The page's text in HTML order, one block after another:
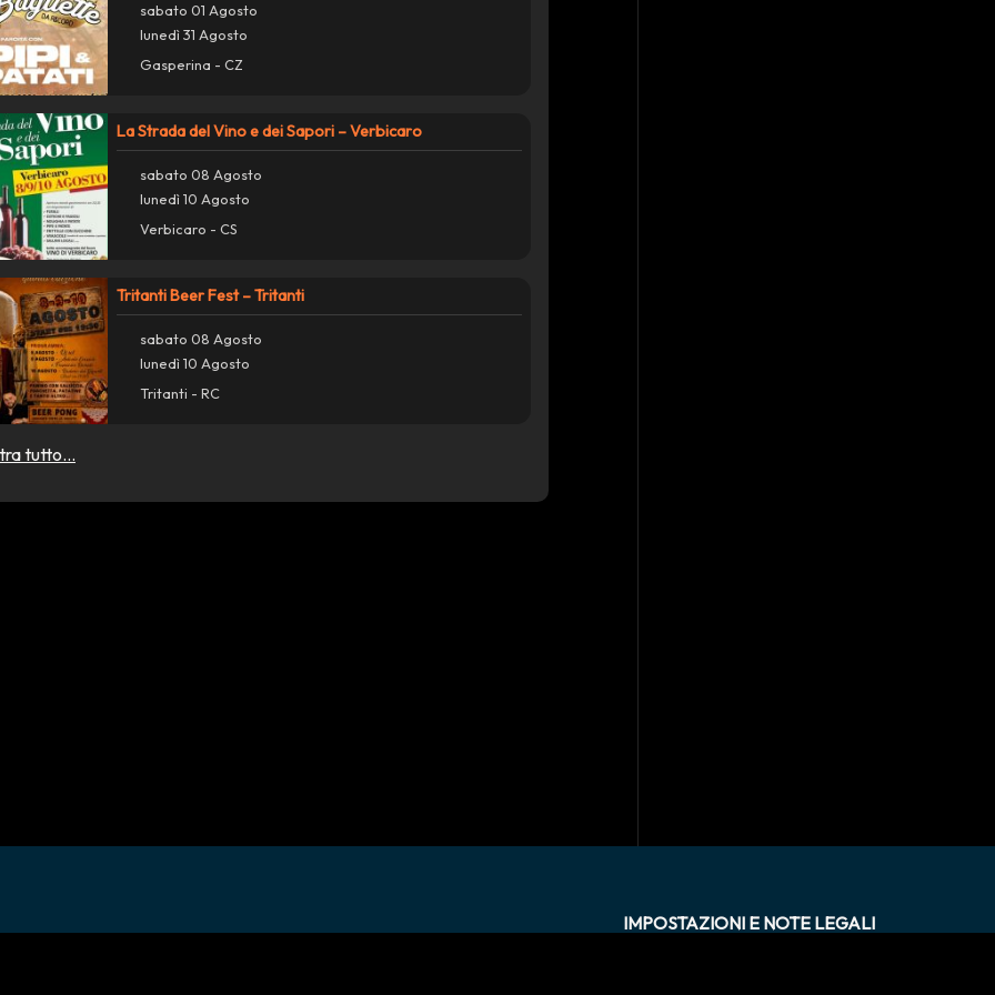
sabato 01 Agosto
lunedì 31 Agosto
Gasperina - CZ
La Strada del Vino e dei Sapori – Verbicaro
sabato 08 Agosto
lunedì 10 Agosto
Verbicaro - CS
Tritanti Beer Fest – Tritanti
sabato 08 Agosto
lunedì 10 Agosto
Tritanti - RC
tutto...
IMPOSTAZIONI E NOTE LEGALI